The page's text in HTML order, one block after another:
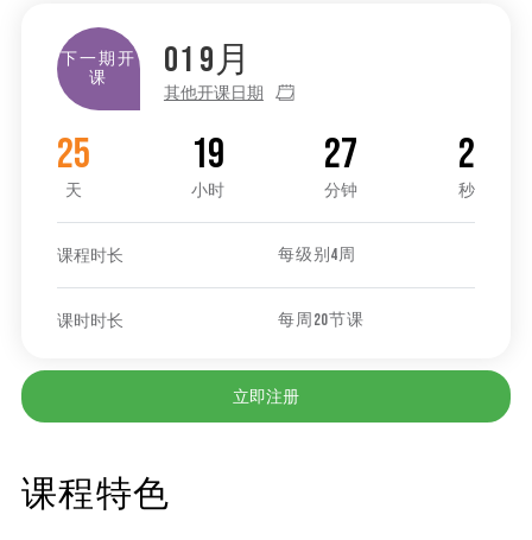
下一期开
课
01 9月
其他开课日期
25
天
19
小时
27
分钟
2
秒
课程时长 每级别4周
课时时长 每周20节课
立即注册
课程特色